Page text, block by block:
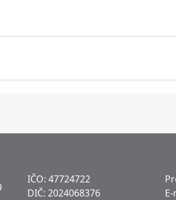
IČO: 47724722
DIČ: 2024068376